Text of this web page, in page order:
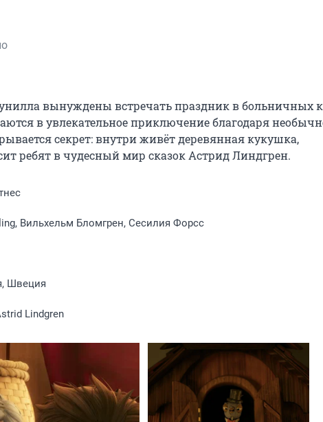
вынуждены встречать праздник в больничных
в увлекательное приключение благодаря
секрет: внутри живёт деревянная кукушка,
ребят в чудесный мир сказок Астрид Линдгрен.
Вильхельм Бломгрен, Сесилия Форсс
Швеция
Lindgren